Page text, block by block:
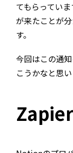
てもらってい
が来たことが
す。
今回はこの通
こうかなと思い